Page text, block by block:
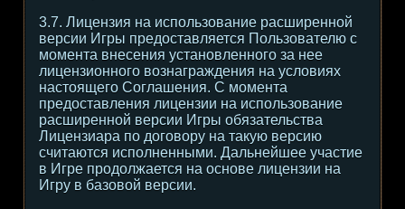
3.7. Лицензия на использование расширенной
версии Игры предоставляется Пользователю с
момента внесения установленного за нее
лицензионного вознаграждения на условиях
настоящего Соглашения. С момента
предоставления лицензии на использование
расширенной версии Игры обязательства
Лицензиара по договору на такую версию
считаются исполненными. Дальнейшее участие
в Игре продолжается на основе лицензии на
Игру в базовой версии.